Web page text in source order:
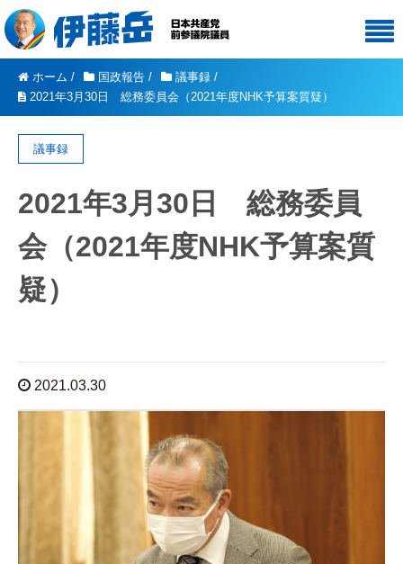
ホーム / 国政報告 / 議事録 /
2021年3月30日 総務委員会（2021年度NHK予算案質疑）
議事録
2021年3月30日 総務委員
会（2021年度NHK予算案質
疑）
2021.03.30